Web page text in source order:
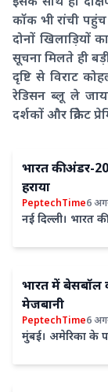
कॉक भी रांची
दोनों खिलाड़ियों
सूचना मिलते ही
दृष्टि से विराट
रेडिसन ब्लू ले
दर्शकों और क्रिकेट
भारत की अंडर-
हराया
PeptechTime6
नई दिल्ली। भारत
भारत में बेसबॉल
मेजबानी
PeptechTime6
मुंबई। अमेरिका के